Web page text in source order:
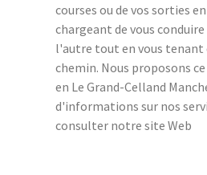
courses ou de vos sorties
chargeant de vous
l'autre tout en vous tenant
chemin. Nous proposons
en Le Grand-Celland
d'informations sur nos
consulter notre site Web